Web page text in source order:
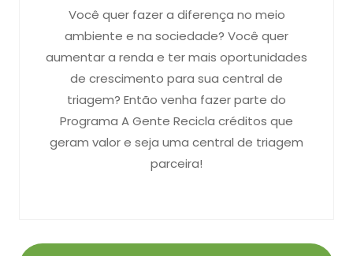
Você quer fazer a diferença no meio
ambiente e na sociedade? Você quer
aumentar a renda e ter mais oportunidades
de crescimento para sua central de
triagem? Então venha fazer parte do
Programa A Gente Recicla créditos que
geram valor e seja uma central de triagem
parceira!